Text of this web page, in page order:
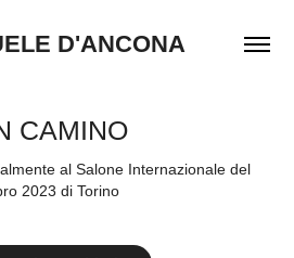
D'ANCONA
CAMINO
al Salone Internazionale del
2023 di Torino